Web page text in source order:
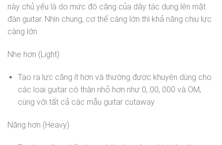
này chủ yếu là do mức độ căng của dây tác dụng lên mặt
đàn guitar. Nhìn chung, cơ thể càng lớn thì khả năng chịu lực
càng lớn.
Nhẹ hơn (Light)
Tạo ra lực căng ít hơn và thường được khuyên dùng cho
các loại guitar có thân nhỏ hơn như 0, 00, 000 và OM,
cùng với tất cả các mẫu guitar cutaway
Nặng hơn (Heavy)